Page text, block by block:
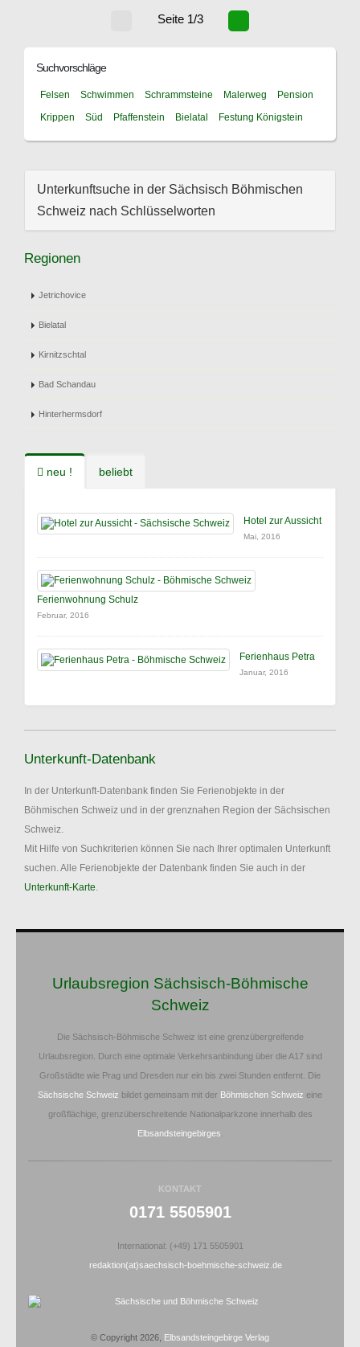
Seite 1/3
Suchvorschläge
Felsen Schwimmen Schrammsteine Malerweg
Pension
Krippen
Süd Pfaffenstein Bielatal Festung Königstein
Unterkunftsuche in der Sächsisch Böhmischen
Schweiz nach Schlüsselworten
Regionen
Jetrichovice
Bielatal
Kirnitzschtal
Bad Schandau
Hinterhermsdorf
neu ! beliebt
Hotel zur Aussicht
Mai, 2016
Ferienwohnung Schulz
Februar, 2016
Ferienhaus Petra
Januar, 2016
Unterkunft-Datenbank
In der Unterkunft-Datenbank finden Sie Ferienobjekte in der
Böhmischen Schweiz und in der grenznahen Region der Sächsischen
Schweiz.
Mit Hilfe von Suchkriterien können Sie nach Ihrer optimalen Unterkunft
suchen. Alle Ferienobjekte der Datenbank finden Sie auch in der
Unterkunft-Karte.
Urlaubsregion Sächsisch-Böhmische
Schweiz
Die Sächsisch-Böhmische Schweiz ist eine grenzübergreifende
Urlaubsregion. Durch eine optimale Verkehrsanbindung über die A17 sind
Großstädte wie Prag und Dresden nur ein bis zwei Stunden entfernt. Die
Sächsische Schweiz bildet gemeinsam mit der Böhmischen Schweiz eine
großflächige, grenzüberschreitende Nationalparkzone innerhalb des
Elbsandsteingebirges
KONTAKT
0171 5505901
International: (+49) 171 5505901
redaktion(at)saechsisch-boehmische-schweiz.de
© Copyright 2026, Elbsandsteingebirge Verlag